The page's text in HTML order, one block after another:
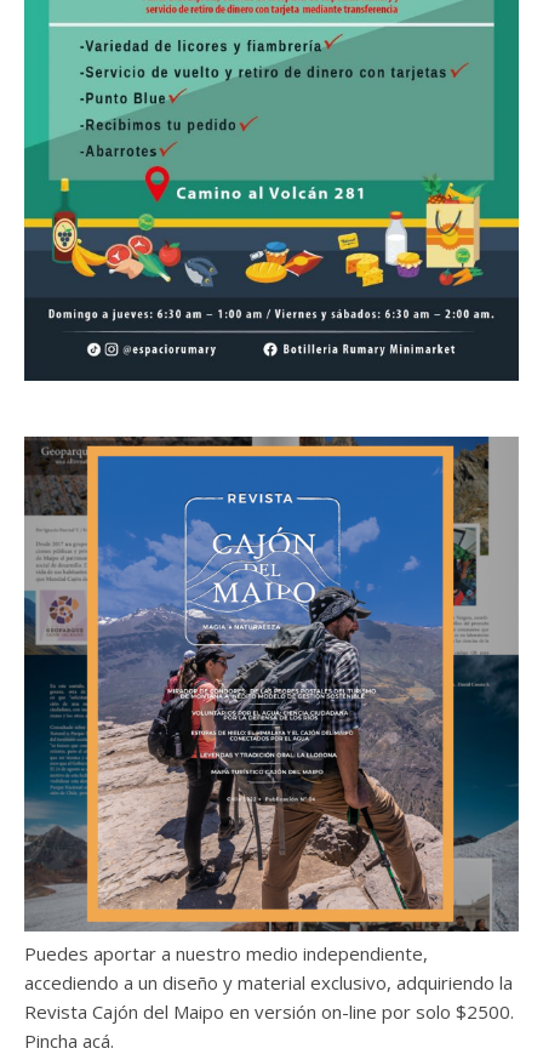
Puedes aportar a nuestro medio independiente,
accediendo a un diseño y material exclusivo, adquiriendo la
Revista Cajón del Maipo en versión on-line por solo $2500.
Pincha acá.